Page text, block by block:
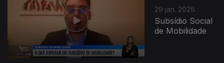
29 jan. 2026
Subsídio Social
de Mobilidade